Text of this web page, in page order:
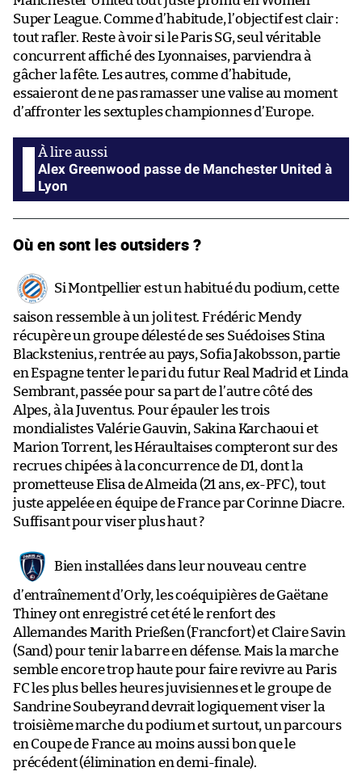
Super League. Comme d’habitude, l’objectif est clair :
tout rafler. Reste à voir si le Paris SG, seul véritable
concurrent affiché des Lyonnaises, parviendra à
gâcher la fête. Les autres, comme d’habitude,
essaieront de ne pas ramasser une valise au moment
d’affronter les sextuples championnes d’Europe.
Alex Greenwood passe de Manchester United à
Lyon
Où en sont les outsiders ?
Si Montpellier est un habitué du podium, cette
saison ressemble à un joli test. Frédéric Mendy
récupère un groupe délesté de ses Suédoises Stina
Blackstenius, rentrée au pays, Sofia Jakobsson, partie
en Espagne tenter le pari du futur Real Madrid et Linda
Sembrant, passée pour sa part de l’autre côté des
Alpes, à la Juventus. Pour épauler les trois
mondialistes Valérie Gauvin, Sakina Karchaoui et
Marion Torrent, les Héraultaises compteront sur des
recrues chipées à la concurrence de D1, dont la
prometteuse Elisa de Almeida (21 ans, ex-PFC), tout
juste appelée en équipe de France par Corinne Diacre.
Suffisant pour viser plus haut ?
Bien installées dans leur nouveau centre
d’entraînement d’Orly, les coéquipières de Gaëtane
Thiney ont enregistré cet été le renfort des
Allemandes Marith Prießen (Francfort) et Claire Savin
(Sand) pour tenir la barre en défense. Mais la marche
semble encore trop haute pour faire revivre au Paris
FC les plus belles heures juvisiennes et le groupe de
Sandrine Soubeyrand devrait logiquement viser la
troisième marche du podium et surtout, un parcours
en Coupe de France au moins aussi bon que le
précédent (élimination en demi-finale).